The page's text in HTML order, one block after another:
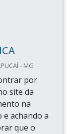
- MG
por
site da
na
e achando a
que o